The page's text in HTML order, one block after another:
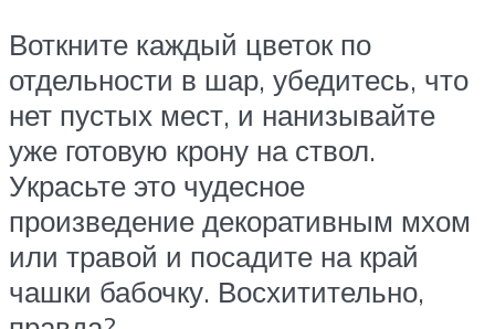
Воткните каждый цветок по
отдельности в шар, убедитесь, что
нет пустых мест, и нанизывайте
уже готовую крону на ствол.
Украсьте это чудесное
произведение декоративным мхом
или травой и посадите на край
чашки бабочку. Восхитительно,